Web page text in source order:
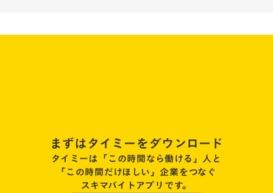
まずはタイミーをダウンロード
タイミーは「この時間なら働ける」人と
「この時間だけほしい」企業をつなぐ
スキマバイトアプリです。